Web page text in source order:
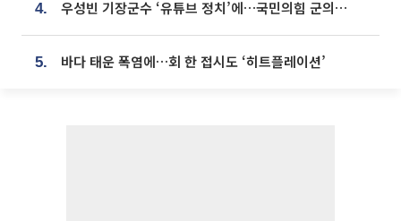
4. 우성빈 기장군수 ‘유튜브 정치’에…국민의힘 군의원들 집단 반발
5. 바다 태운 폭염에…회 한 접시도 ‘히트플레이션’